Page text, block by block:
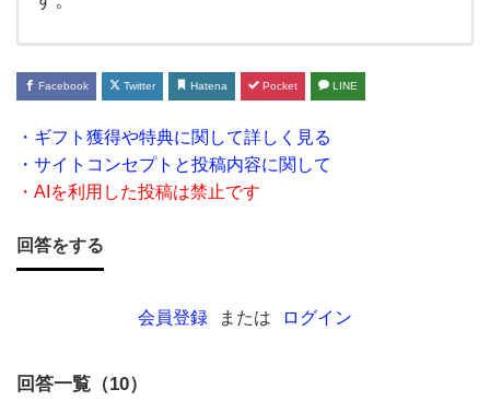
マ
は
あ
り
ま
す
か？
ル
Facebook Twitter Hatena Pocket LINE
・ギフト獲得や特典に関して詳しく見る
・サイトコンセプトと投稿内容に関して
・AIを利用した投稿は禁止です
回答をする
会員登録 または ログイン
回答一覧（10）